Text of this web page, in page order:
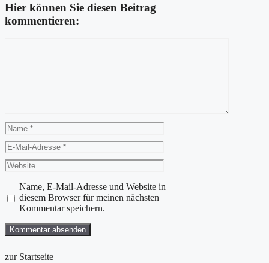
Hier können Sie diesen Beitrag
kommentieren:
Name
E-
Mail-
Adresse
Website
Name, E-Mail-Adresse und Website in
diesem Browser für meinen nächsten
Kommentar speichern.
zur Startseite